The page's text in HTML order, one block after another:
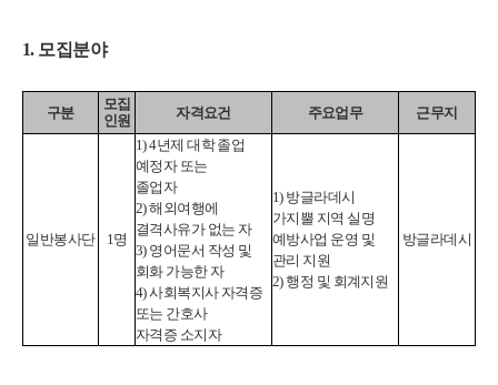
1. 모집분야
구분
모집
인원
자격요건 주요업무 근무지
일반봉사단 1명
1) 4년제 대학 졸업
예정자 또는
졸업자
2) 해외여행에
결격사유가 없는 자
3) 영어문서 작성 및
회화 가능한 자
4) 사회복지사 자격증
또는 간호사
자격증 소지자
1) 방글라데시
가지뿔 지역 실명
예방사업 운영 및
관리 지원
2) 행정 및 회계지원
방글라데시